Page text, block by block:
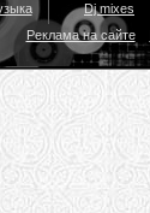
Dj mixes
Реклама на сайте